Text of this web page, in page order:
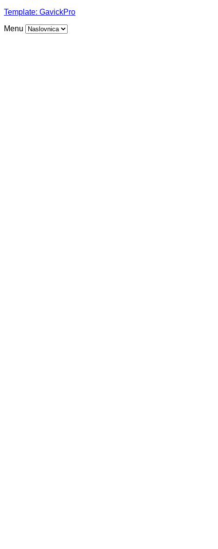
Template: GavickPro
Menu